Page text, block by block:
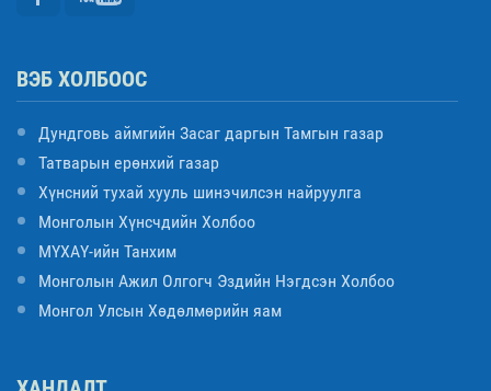
ВЭБ ХОЛБООС
Дундговь аймгийн Засаг даргын Тамгын газар
Татварын ерөнхий газар
Хүнсний тухай хууль шинэчилсэн найруулга
Монголын Хүнсчдийн Холбоо
МҮХАҮ-ийн Танхим
Монголын Ажил Олгогч Эздийн Нэгдсэн Холбоо
Монгол Улсын Хөдөлмөрийн яам